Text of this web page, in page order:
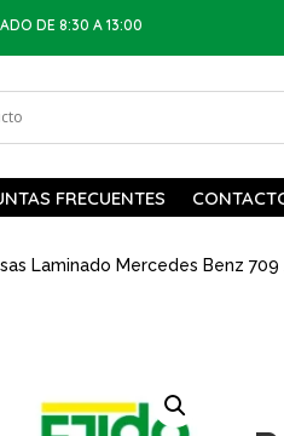
DE 8:30 A 13:00
FRECUENTES
Laminado Mercedes Benz